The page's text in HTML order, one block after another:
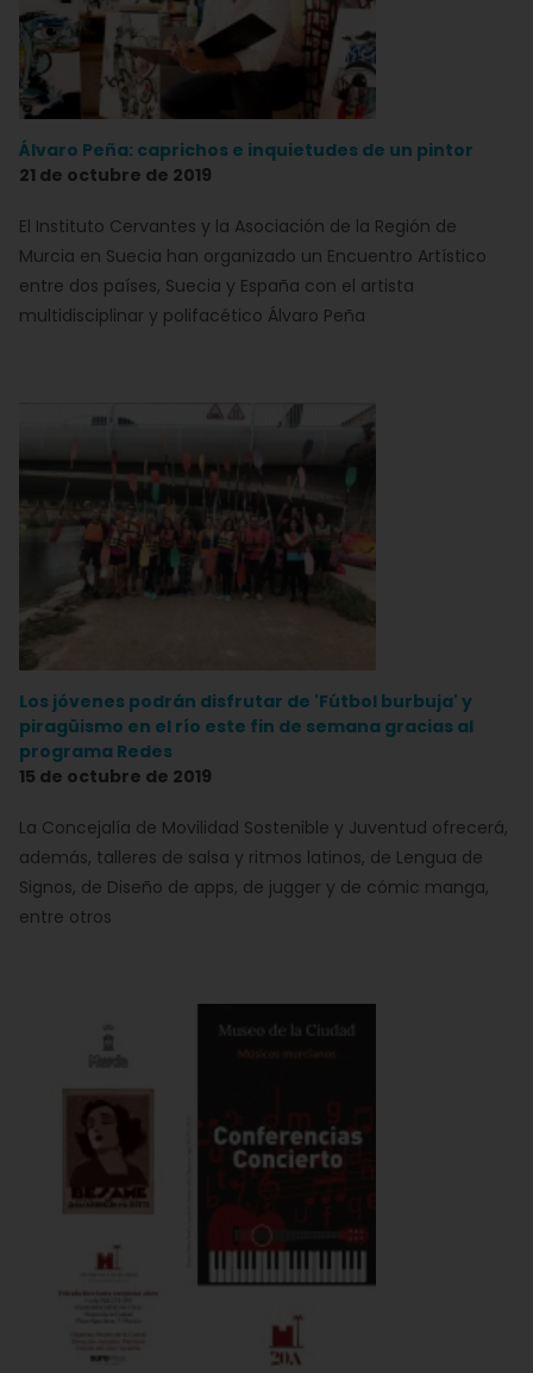
Álvaro Peña: caprichos e inquietudes de un pintor
21 de octubre de 2019
El Instituto Cervantes y la Asociación de la Región de
Murcia en Suecia han organizado un Encuentro Artístico
entre dos países, Suecia y España con el artista
multidisciplinar y polifacético Álvaro Peña
Los jóvenes podrán disfrutar de 'Fútbol burbuja' y
piragüismo en el río este fin de semana gracias al
programa Redes
15 de octubre de 2019
La Concejalía de Movilidad Sostenible y Juventud ofrecerá,
además, talleres de salsa y ritmos latinos, de Lengua de
Signos, de Diseño de apps, de jugger y de cómic manga,
entre otros